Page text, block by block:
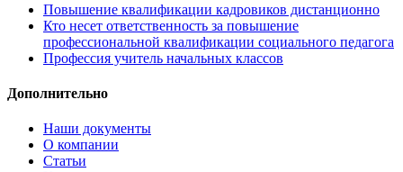
Повышение квалификации кадровиков дистанционно
Кто несет ответственность за повышение
профессиональной квалификации социального педагога
Профессия учитель начальных классов
Дополнительно
Наши документы
О компании
Статьи